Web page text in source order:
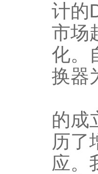
计的
市场
化。
换器
的成
历了
应。